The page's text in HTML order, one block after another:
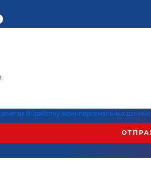
на обработку моих персональных данных